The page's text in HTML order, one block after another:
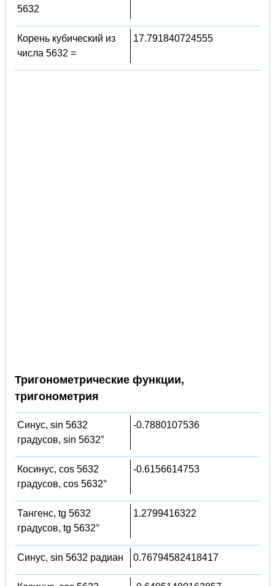
5632
Корень кубический из
числа 5632 =
17.791840724555
Тригонометрические функции,
тригонометрия
Синус, sin 5632
градусов, sin 5632°
-0.7880107536
Косинус, cos 5632
градусов, cos 5632°
-0.6156614753
Тангенс, tg 5632
градусов, tg 5632°
1.2799416322
Синус, sin 5632 радиан 0.76794582418417